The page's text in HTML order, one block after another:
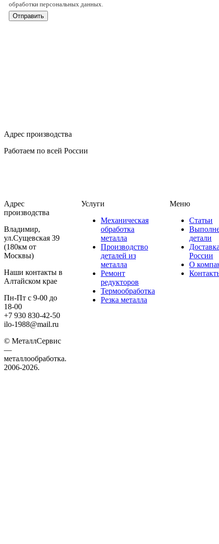
обработки персональных данных.
Отправить
Адрес производства
Работаем по всей России
Адрес
производства
Владимир,
ул.Сущевская 39
(180км от
Москвы)
Наши контакты в
Алтайском крае
Пн-Пт с 9-00 до
18-00
+7 930 830-42-50
ilo-1988@mail.ru
© МеталлСервис
—
металлообработка.
2006-2026.
Услуги
Механическая
обработка
металла
Производство
деталей из
металла
Ремонт
редукторов
Термообработка
Резка металла
Меню
Статьи
детали
России
О